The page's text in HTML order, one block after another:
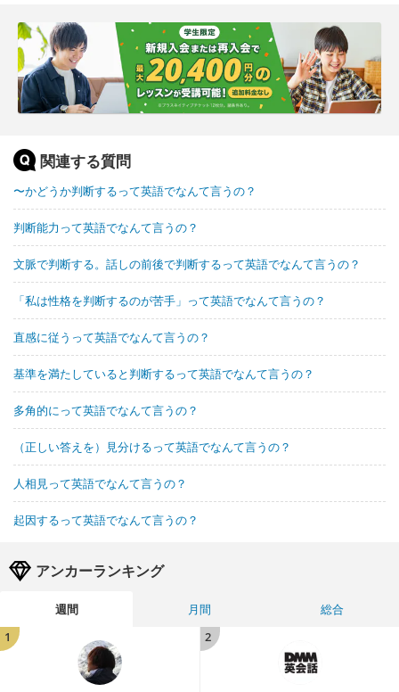
関連する質問
〜かどうか判断するって英語でなんて言うの？
判断能力って英語でなんて言うの？
文脈で判断する。話しの前後で判断するって英語でなんて言うの？
「私は性格を判断するのが苦手」って英語でなんて言うの？
直感に従うって英語でなんて言うの？
基準を満たしていると判断するって英語でなんて言うの？
多角的にって英語でなんて言うの？
（正しい答えを）見分けるって英語でなんて言うの？
人相見って英語でなんて言うの？
起因するって英語でなんて言うの？
アンカーランキング
週間 月間
総合
1
2